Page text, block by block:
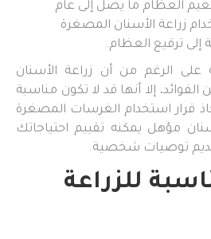
العظام ما يصل إلى عام
زراعة الأسنان المصغرة
إلى ترقيع العظام.
الرغم من أن زراعة الأسنان
إلا أنها قد لا تكون مناسبة
قرار استخدام الغرسات المصغرة
مؤهل يمكنه تقييم احتياجاتك
توصيات شخصية.
للزراعة